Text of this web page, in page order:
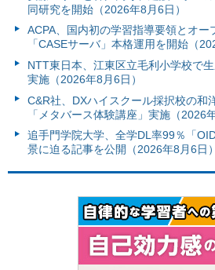
同研究を開始（2026年8月6日）
ACPA、国内初の学習指導要領とオー
「CASEサーバ」本格運用を開始（
NTT東日本、江東区立毛利小学校で
実施（2026年8月6日）
C&R社、DXハイスクール採択校の和
「メタバース体験講座」実施（2026
追手門学院大学、全学DL率99％「
景に迫る記事を公開（2026年8月6日）